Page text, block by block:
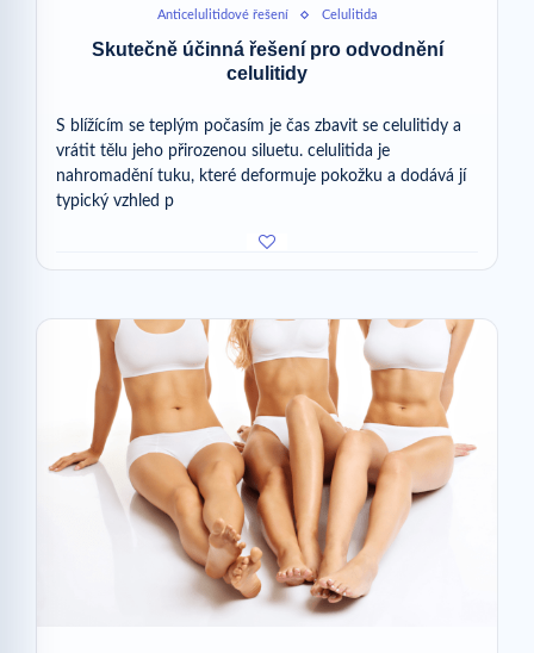
Anticelulitidové řešení Celulitida
Skutečně účinná řešení pro odvodnění
celulitidy
S blížícím se teplým počasím je čas zbavit se celulitidy a
vrátit tělu jeho přirozenou siluetu. celulitida je
nahromadění tuku, které deformuje pokožku a dodává jí
typický vzhled p